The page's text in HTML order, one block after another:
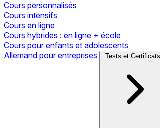
Cours personnalisés
Cours intensifs
Cours en ligne
Cours hybrides : en ligne + école
Cours pour enfants et adolescents
Allemand pour entreprises
Tests et Certificats